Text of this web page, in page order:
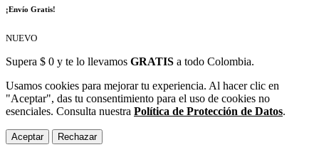
¡Envío Gratis!
NUEVO
Supera $ 0 y te lo llevamos GRATIS a todo Colombia.
Usamos cookies para mejorar tu experiencia. Al hacer clic en
"Aceptar", das tu consentimiento para el uso de cookies no
esenciales. Consulta nuestra Política de Protección de Datos.
Aceptar Rechazar